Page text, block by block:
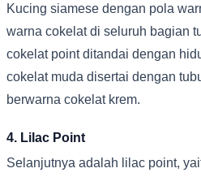
Kucing siamese dengan pola
warna cokelat di seluruh bagian
cokelat point ditandai dengan
cokelat muda disertai dengan
berwarna cokelat krem.
4. Lilac Point
Selanjutnya adalah lilac point,